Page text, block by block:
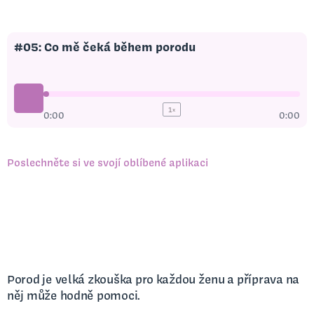
#05: Co mě čeká během porodu
0:00 0:00
1 x
Poslechněte si ve svojí oblíbené aplikaci
Porod je velká zkouška pro každou ženu a příprava na
něj může hodně pomoci.